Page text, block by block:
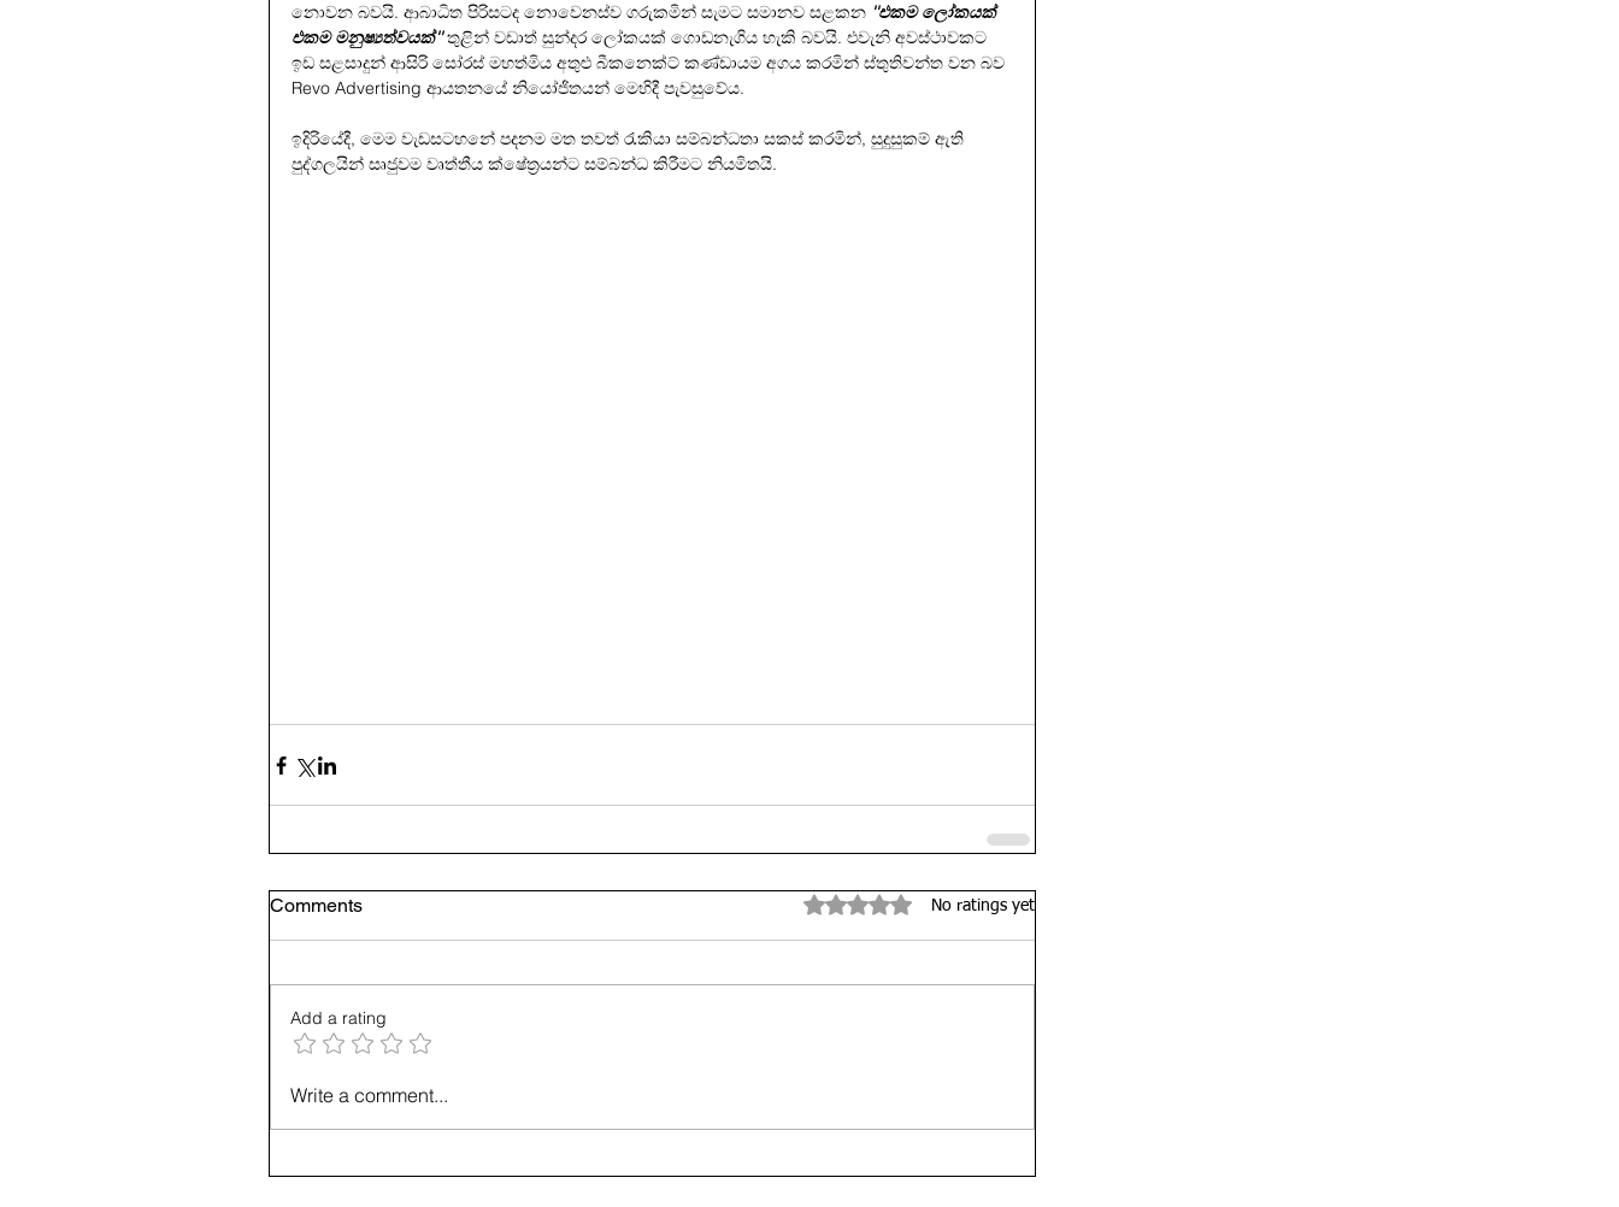
නොවන බවයි. ආබාධිත පිරිසටද නොවෙනස්ව ගරුකමින් සැමට සමානව සළකන ''එකම ලෝකයක්
එකම මනුෂ්‍යත්වයක්'' තුළින් වඩාත් සුන්දර ලෝකයක් ගොඩනැගිය හැකි බවයි. එවැනි අවස්ථාවකට
ඉඩ සළසාදුන් ආසිරි සෝරස් මහත්මිය අතුළු බීකනෙක්ට් කණ්ඩායම අගය කරමින් ස්තුතිවන්ත වන බව
Revo Advertising ආයතනයේ නියෝජිතයන් මෙහිදී පැවසුවේය.
ඉදිරියේදී, මෙම වැඩසටහනේ පදනම මත තවත් රැකියා සම්බන්ධතා සකස් කරමින්, සුදුසුකම් ඇති
පුද්ගලයින් සෘජුවම වෘත්තීය ක්ෂේත්‍රයන්ට සම්බන්ධ කිරීමට නියමිතයි.
Comments Rated 0 out of 5 stars.No ratings yet
Add a rating
Write a comment...